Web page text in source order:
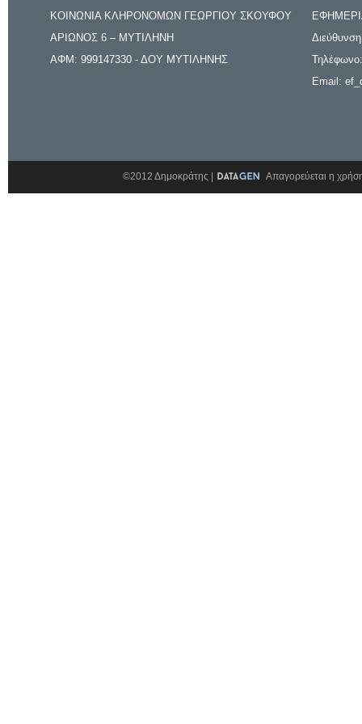
ΚΟΙΝΩΝΙΑ ΚΛΗΡΟΝΟΜΩΝ ΓΕΩΡΓΙΟΥ ΣΚΟΥΦΟΥ
ΑΡΙΩΝΟΣ 6 – ΜΥΤΙΛΗΝΗ
ΑΦΜ: 999147330 - ΔΟΥ ΜΥΤΙΛΗΝΗΣ
Email:
©2012 Δημοκράτης | Απαγορεύεται η